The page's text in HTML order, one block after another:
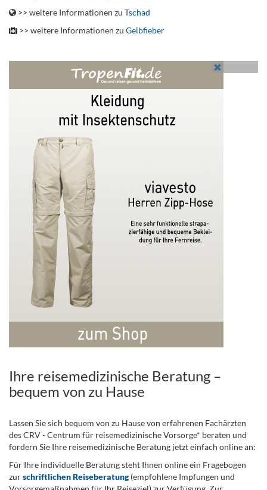
>> weitere Informationen zu Tschad
>> weitere Informationen zu Gelbfieber
Ihre reisemedizinische Beratung –
bequem von zu Hause
Lassen Sie sich bequem von zu Hause von erfahrenen Fachärzten
des CRV - Centrum für reisemedizinische Vorsorge* beraten und
fordern Sie Ihre reisemedizinische Beratung jetzt einfach online an:
Für Ihre individuelle Beratung steht Ihnen online ein Fragebogen
zurschriftlichen Reiseberatung(empfohlene Impfungen und